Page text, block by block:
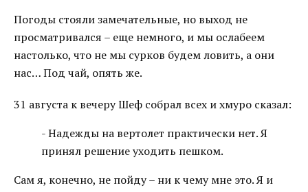
Погоды стояли замечательные, но выход не
просматривался – еще немного, и мы ослабеем
настолько, что не мы сурков будем ловить, а они
нас… Под чай, опять же.
31 августа к вечеру Шеф собрал всех и хмуро сказал:
- Надежды на вертолет практически нет. Я
принял решение уходить пешком.
Сам я, конечно, не пойду – ни к чему мне это. Я и